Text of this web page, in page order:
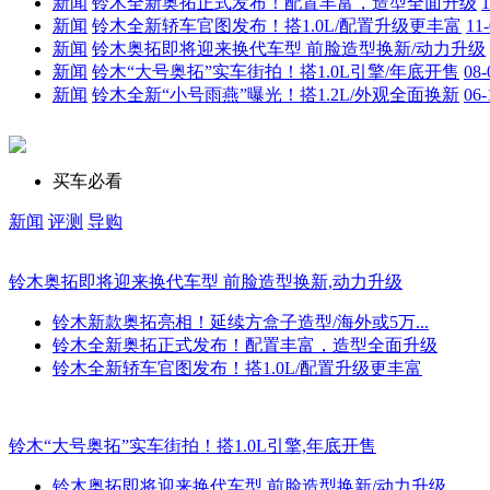
新闻 铃木全新轿车官图发布！搭1.0L/配置升级更丰富
新闻 铃木奥拓即将迎来换代车型 前脸造型换新/动力升级
新闻 铃木“大号奥拓”实车街拍！搭1.0L引擎/年底开售 08-
新闻 铃木全新“小号雨燕”曝光！搭1.2L/外观全面换新 06-
买车必看
新闻 评测 导购
铃木奥拓即将迎来换代车型 前脸造型换新,动力升级
铃木新款奥拓亮相！延续方盒子造型/海外或5万...
铃木全新奥拓正式发布！配置丰富，造型全面升级
铃木全新轿车官图发布！搭1.0L/配置升级更丰富
铃木“大号奥拓”实车街拍！搭1.0L引擎,年底开售
铃木奥拓即将迎来换代车型 前脸造型换新/动力升级